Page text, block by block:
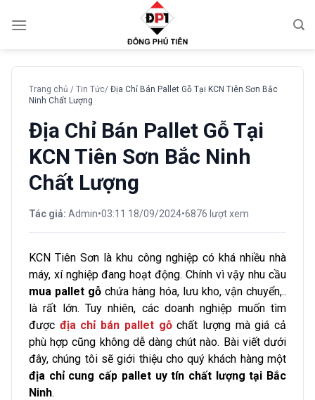
đến
Trang chủ / Tin Tức/ Địa Chỉ Bán Pallet Gỗ Tại KCN Tiên Sơn Bắc
Ninh Chất Lượng
Địa Chỉ Bán Pallet Gỗ Tại
KCN Tiên Sơn Bắc Ninh
Chất Lượng
Tác giả: Admin•03:11 18/09/2024•6876 lượt xem
KCN Tiên Sơn là khu công nghiệp có khá nhiều nhà
máy, xí nghiệp đang hoạt động. Chính vì vậy nhu cầu
mua pallet gỗ chứa hàng hóa, lưu kho, vận chuyển,..
là rất lớn. Tuy nhiên, các doanh nghiệp muốn tìm
được địa chỉ bán pallet gỗchất lượng mà giá cả
phù hợp cũng không dễ dàng chút nào. Bài viết dưới
đây, chúng tôi sẽ giới thiệu cho quý khách hàng một
địa chỉ cung cấp pallet uy tín chất lượng tại Bắc
Ninh.